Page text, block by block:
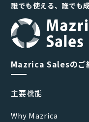
誰でも使える、誰でも
Mazrica Salesのご
主要機能
Why Mazrica